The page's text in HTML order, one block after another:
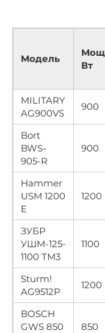
Модель
Вт
MILITARY
AG900VS
900
Bort
BWS-
905-R
900
Hammer
USM 1200
E
1200
ЗУБР
УШМ-125-
1100 ТМ3
1100
Sturm!
AG9512P
1200
BOSCH
GWS 850
850